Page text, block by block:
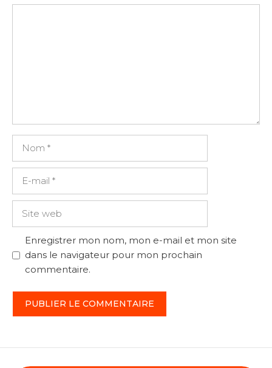
Enregistrer mon nom, mon e-mail et mon site
dans le navigateur pour mon prochain
commentaire.